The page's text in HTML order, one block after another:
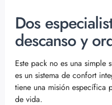
Dos
descanso y
Este pack no es una simple
es un sistema de confort
tiene una misión específica
de vida.